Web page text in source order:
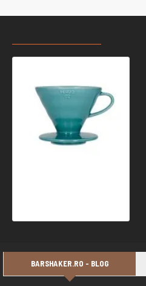
BARSHAKER.RO - BLOG